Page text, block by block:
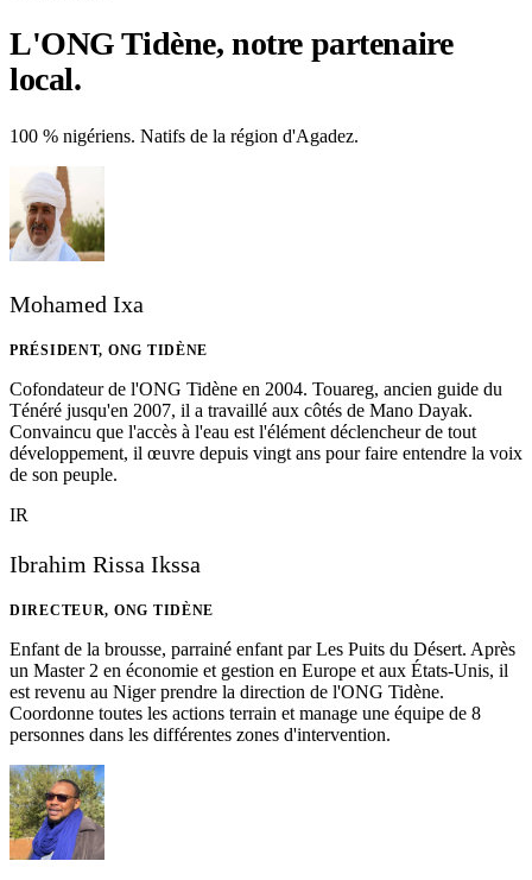
L'ONG Tidène, notre partenaire
local.
100 % nigériens. Natifs de la région d'Agadez.
Mohamed Ixa
PRÉSIDENT, ONG TIDÈNE
Cofondateur de l'ONG Tidène en 2004. Touareg, ancien guide du
Ténéré jusqu'en 2007, il a travaillé aux côtés de Mano Dayak.
Convaincu que l'accès à l'eau est l'élément déclencheur de tout
développement, il œuvre depuis vingt ans pour faire entendre la voix
de son peuple.
IR
Ibrahim Rissa Ikssa
DIRECTEUR, ONG TIDÈNE
Enfant de la brousse, parrainé enfant par Les Puits du Désert. Après
un Master 2 en économie et gestion en Europe et aux États-Unis, il
est revenu au Niger prendre la direction de l'ONG Tidène.
Coordonne toutes les actions terrain et manage une équipe de 8
personnes dans les différentes zones d'intervention.